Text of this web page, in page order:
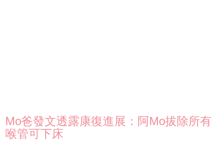
Mo爸發文透露康復進展：阿Mo拔除所有
喉管可下床